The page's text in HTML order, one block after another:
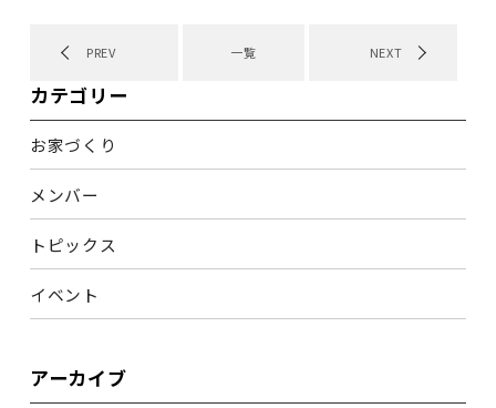
PREV 一覧 NEXT
カテゴリー
お家づくり
メンバー
トピックス
イベント
アーカイブ